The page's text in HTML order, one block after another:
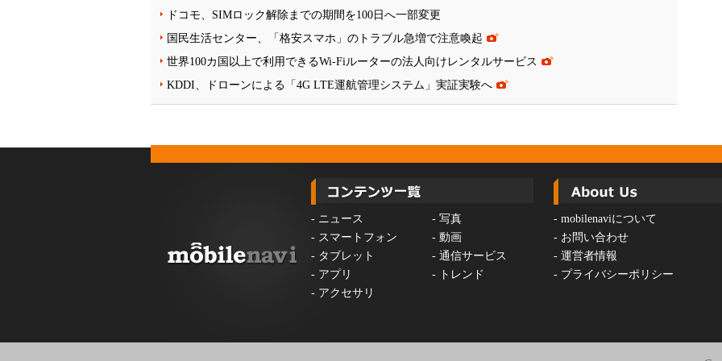
ドコモ、SIMロック解除までの期間を100日へ一部変更
国民生活センター、「格安スマホ」のトラブル急増で注意喚起
世界100カ国以上で利用できるWi-Fiルーターの法人向けレンタルサービス
KDDI、ドローンによる「4G LTE運航管理システム」実証実験へ
- ニュース - 写真
- スマートフォン - 動画
- タブレット - 通信サービス
- アプリ -
トレンド
- アクセサリ
- mobilenaviについて
- お問い合わせ
- 運営者情報
- プライバシーポリシー